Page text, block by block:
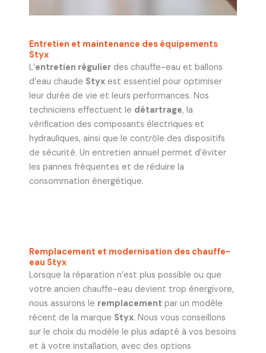
Entretien et maintenance des équipements
Styx
L’entretien régulier des chauffe-eau et ballons
d’eau chaude Styx est essentiel pour optimiser
leur durée de vie et leurs performances. Nos
techniciens effectuent le détartrage, la
vérification des composants électriques et
hydrauliques, ainsi que le contrôle des dispositifs
de sécurité. Un entretien annuel permet d’éviter
les pannes fréquentes et de réduire la
consommation énergétique.
Remplacement et modernisation des chauffe-
eau Styx
Lorsque la réparation n’est plus possible ou que
votre ancien chauffe-eau devient trop énergivore,
nous assurons le remplacement par un modèle
récent de la marque Styx. Nous vous conseillons
sur le choix du modèle le plus adapté à vos besoins
et à votre installation, avec des options